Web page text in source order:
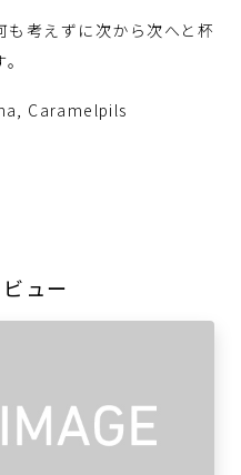
考えずに次から次へと杯
Caramelpils
ュー